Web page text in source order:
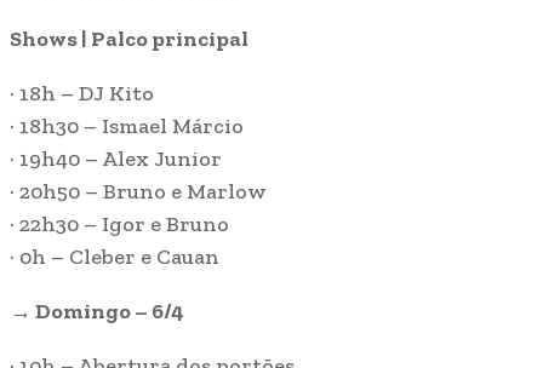
Shows | Palco principal
· 18h – DJ Kito
· 18h30 – Ismael Márcio
· 19h40 – Alex Junior
· 20h50 – Bruno e Marlow
· 22h30 – Igor e Bruno
· 0h – Cleber e Cauan
→ Domingo – 6/4